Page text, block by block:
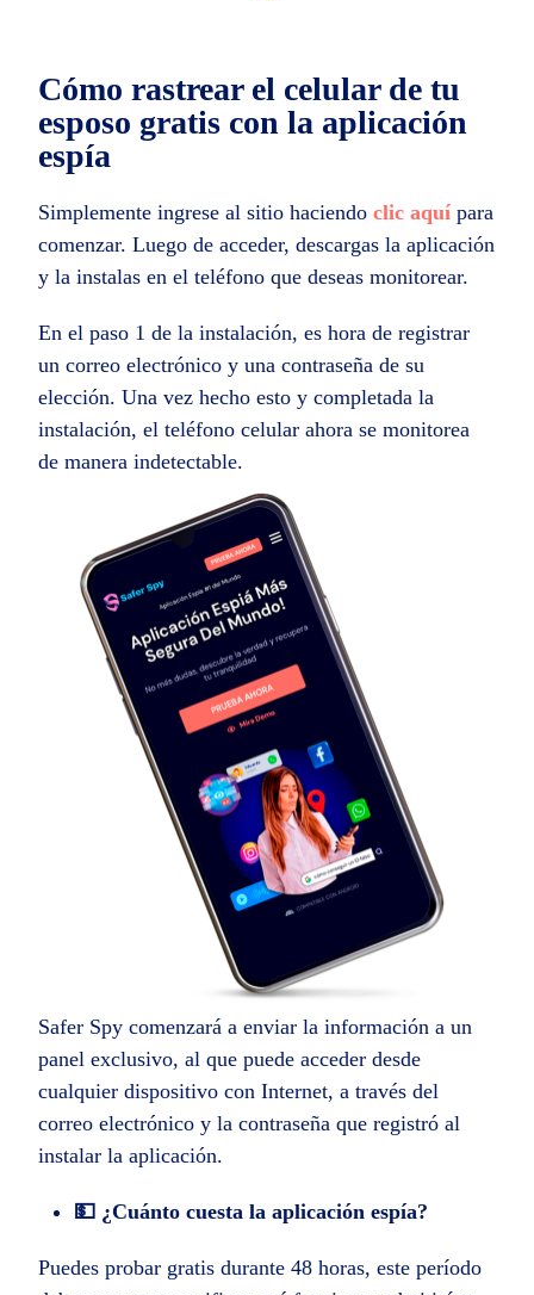
Cómo rastrear el celular de tu
esposo gratis con la aplicación
espía
Simplemente ingrese al sitio haciendoclic aquí para
comenzar. Luego de acceder, descargas la aplicación
y la instalas en el teléfono que deseas monitorear.
En el paso 1 de la instalación, es hora de registrar
un correo electrónico y una contraseña de su
elección. Una vez hecho esto y completada la
instalación, el teléfono celular ahora se monitorea
de manera indetectable.
Safer Spy comenzará a enviar la información a un
panel exclusivo, al que puede acceder desde
cualquier dispositivo con Internet, a través del
correo electrónico y la contraseña que registró al
instalar la aplicación.
💵 ¿Cuánto cuesta laaplicación espía?
Puedes probar gratis durante 48 horas, este período